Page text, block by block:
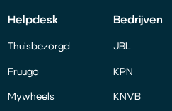
Helpdesk
Thuisbezorgd
Fruugo
Mywheels
Bedrijven
JBL
KPN
KNVB